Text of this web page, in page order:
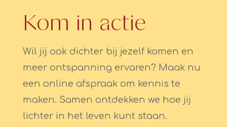
Kom in actie
Wil jij ook dichter bij jezelf komen en
meer ontspanning ervaren? Maak nu
een online afspraak om kennis te
maken. Samen ontdekken we hoe jij
lichter in het leven kunt staan.